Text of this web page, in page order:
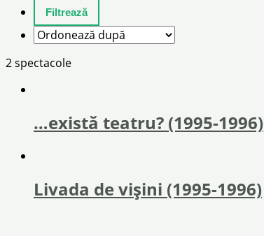
2 spectacole
…există teatru? (1995-1996)
Livada de vișini (1995-1996)